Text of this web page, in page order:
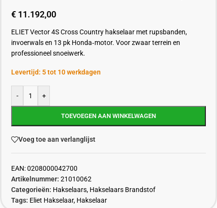
€ 11.192,00
ELIET Vector 4S Cross Country hakselaar met rupsbanden,
invoerwals en 13 pk Honda‑motor. Voor zwaar terrein en
professioneel snoeiwerk.
Levertijd: 5 tot 10 werkdagen
- +
TOEVOEGEN AAN WINKELWAGEN
Voeg toe aan verlanglijst
EAN:0208000042700
Artikelnummer: 21010062
Categorieën: Hakselaars, Hakselaars Brandstof
Tags: Eliet Hakselaar, Hakselaar